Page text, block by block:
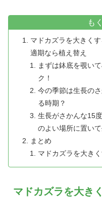
も
マドカズラを大きく
適期なら植え替え
まずは鉢底を覗い
ク！
今の季節は生長の
る時期？
生長がさかんな15
のよい場所に置い
まとめ
マドカズラを大き
マドカズラを大き